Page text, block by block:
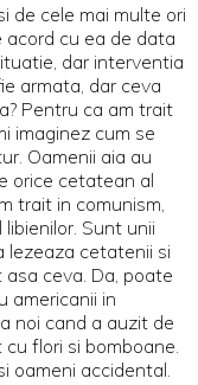
de cele mai multe ori
acord cu ea de data
dar interventia
armata, dar ceva
Pentru ca am trait
imaginez cum se
Oamenii aia au
orice cetatean al
trait in comunism,
Sunt unii
lezeaza cetatenii si
ceva. Da, poate
americanii in
noi cand a auzit de
flori si bomboane.
oameni accidental.